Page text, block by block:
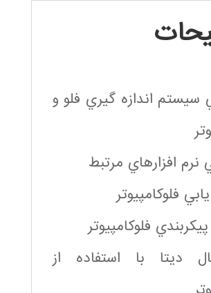
سيستم اندازه گيري فلو و
دیتا با استفاده از